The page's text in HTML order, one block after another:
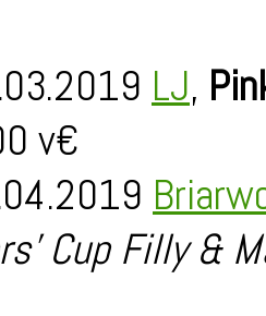
LJ,
v€
Cup Filly &